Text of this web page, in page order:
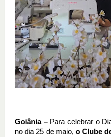
Goiânia – Para celebrar o
no dia 25 de maio, o Clube